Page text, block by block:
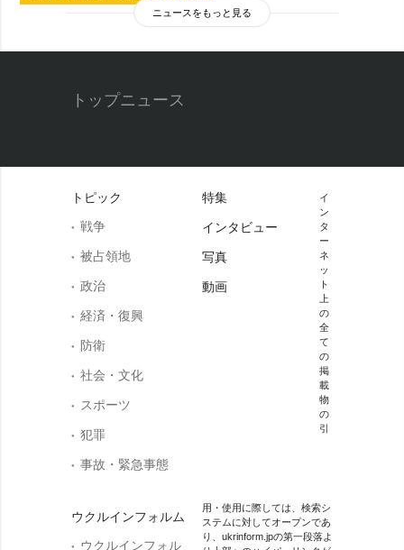
ニュースをもっと見る
トップニュース
トピック
戦争
被占領地
政治
経済・復興
防衛
社会・文化
スポーツ
犯罪
事故・緊急事態
ウクルインフォルム
ウクルインフォル
特集
インタビュー
写真
動画
イ
ン
タ
ー
ネ
ッ
ト
上
の
全
て
の
掲
載
物
の
引
用・使用に際しては、検索シ
ステムに対してオープンであ
り、ukrinform.jpの第一段落よ